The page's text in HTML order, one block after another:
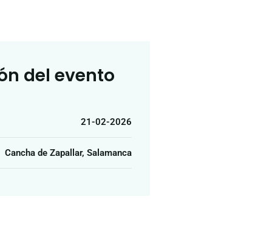
del evento
21-02-2026
Cancha de Zapallar, Salamanca